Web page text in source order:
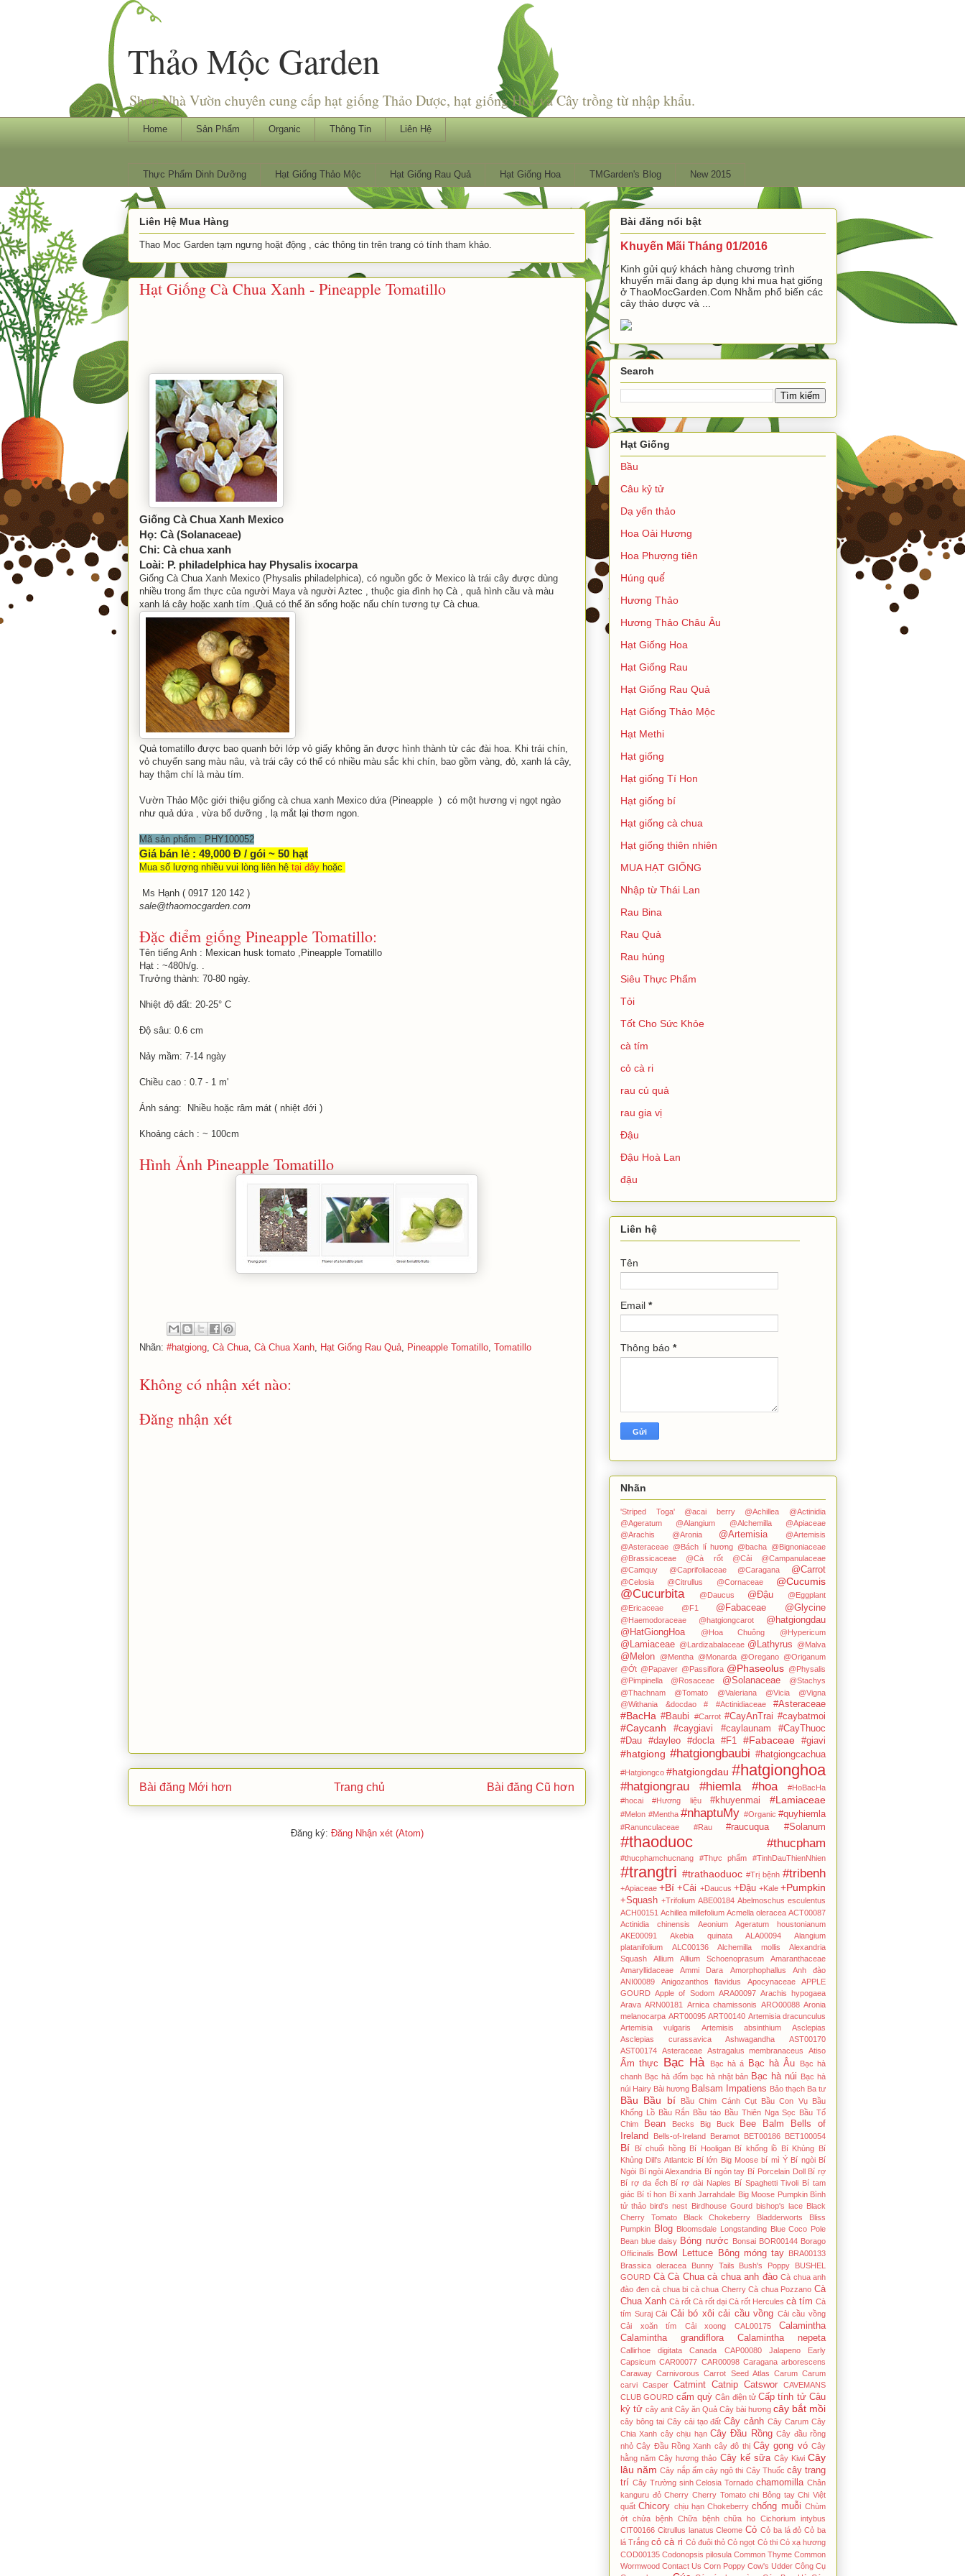
Thảo Mộc Garden
Shop Nhà Vườn chuyên cung cấp hạt giống Thảo Dược, hạt giống Hoa và Cây trồng từ nhập khẩu.
Home Sản Phẩm Organic Thông Tin Liên Hệ
Thực Phẩm Dinh Dưỡng Hạt Giống Thảo Mộc Hạt Giống Rau Quả Hạt Giống Hoa TMGarden's Blog New 2015
Liên Hệ Mua Hàng
Thao Moc Garden tạm ngưng hoặt động , các thông tin trên trang có tính tham khảo.
Hạt Giống Cà Chua Xanh - Pineapple Tomatillo
Giống Cà Chua Xanh Mexico
Họ: Cà (Solanaceae)
Chi: Cà chua xanh
Loài: P. philadelphica hay Physalis ixocarpa
Giống Cà Chua Xanh Mexico (Physalis philadelphica), có nguồn gốc ở Mexico là trái cây được dùng
nhiều trong ẩm thực của người Maya và người Aztec , thuộc gia đình họ Cà , quả hình cầu và màu
xanh lá cây hoặc xanh tím .Quả có thể ăn sống hoặc nấu chín tương tự Cà chua.
Quả tomatillo được bao quanh bởi lớp vỏ giấy không ăn được hình thành từ các đài hoa. Khi trái chín,
vỏ chuyển sang màu nâu, và trái cây có thể có nhiều màu sắc khi chín, bao gồm vàng, đỏ, xanh lá cây,
hay thậm chí là màu tím.
Vườn Thảo Mộc giới thiệu giống cà chua xanh Mexico dứa (Pineapple ) có một hương vị ngọt ngào
như quả dứa , vừa bổ dưỡng , lạ mắt lại thơm ngon.
Mã sản phẩm : PHY100052
Giá bán lẻ : 49,000 Đ / gói ~ 50 hạt
Mua số lượng nhiều vui lòng liên hệ tại đây hoặc
Ms Hạnh ( 0917 120 142 )
sale@thaomocgarden.com
Đặc điểm giống Pineapple Tomatillo:
Tên tiếng Anh : Mexican husk tomato ,Pineapple Tomatillo
Hạt : ~480h/g. .
Trưởng thành: 70-80 ngày.
Nhiệt độ đất: 20-25° C
Độ sâu: 0.6 cm
Nảy mầm: 7-14 ngày
Chiều cao : 0.7 - 1 m'
Ánh sáng: Nhiều hoặc râm mát ( nhiệt đới )
Khoảng cách : ~ 100cm
Hình Ảnh Pineapple Tomatillo
Nhãn: #hatgiong Cà Chua Cà Chua Xanh Hạt Giống Rau Quả Pineapple Tomatillo Tomatillo
Không có nhận xét nào:
Đăng nhận xét
Bài đăng Mới hơn Bài đăng Cũ hơn
Trang chủ
Đăng ký: Đăng Nhận xét (Atom)
Bài đăng nổi bật
Khuyến Mãi Tháng 01/2016
Kinh gửi quý khách hàng chương trình
khuyến mãi đang áp dụng khi mua hạt giống
ở ThaoMocGarden.Com Nhằm phổ biến các
cây thảo dược và ...
Search
Hạt Giống
Bầu
Câu kỷ tử
Dạ yến thảo
Hoa Oải Hương
Hoa Phượng tiên
Húng quế́
Hương Thảo
Hương Thảo Châu Âu
Hạt Giống Hoa
Hạt Giống Rau
Hạt Giống Rau Quả
Hạt Giống Thảo Mộc
Hạt Methi
Hạt giống
Hạt giống Tí Hon
Hạt giống bí
Hạt giống cà chua
Hạt giống thiên nhiên
MUA HẠT GIỐNG
Nhập từ Thái Lan
Rau Bina
Rau Quả
Rau húng
Siêu Thực Phẩm
Tỏi
Tốt Cho Sức Khỏe
cà tím
cỏ cà ri
rau củ quả
rau gia vị
Đậu
Đậu Hoà Lan
đậu
Liên hệ
Tên
Email *
Thông báo *
Nhãn
'Striped Toga' @acai berry @Achillea
@Actinidia
@Ageratum
@Alangium @Alchemilla
@Apiaceae
@Arachis
@Aronia @Artemisia
@Artemisis
@Asteraceae @Bách lí hương @bacha @Bignoniaceae
@Brassicaceae
@Cà rốt @Cải
@Campanulaceae
@Camquy
@Caprifoliaceae @Caragana @Carrot
@Celosia @Citrullus @Cornaceae @Cucumis
@Cucurbita @Daucus @Đậu
@Eggplant
@Ericaceae
@F1 @Fabaceae @Glycine
@Haemodoraceae @hatgiongcarot
@hatgiongdau
@HatGiongHoa
@Hoa Chuông @Hypericum
@Lamiaceae @Lardizabalaceae @Lathyrus @Malva
@Melon @Mentha @Monarda @Oregano @Origanum
@Ớt @Papaver @Passiflora @Phaseolus @Physalis
@Pimpinella
@Rosaceae @Solanaceae
@Stachys
@Thachnam
@Tomato @Valeriana @Vicia
@Vigna
@Withania
&docdao # #Actinidiaceae #Asteraceae
#BacHa #Baubi #Carrot #CayAnTrai #caybatmoi
#Caycanh #caygiavi #caylaunam
#CayThuoc
#Dau
#dayleo #docla #F1 #Fabaceae #giavi
#hatgiong #hatgiongbaubi #hatgiongcachua
#Hatgiongco #hatgiongdau #hatgionghoa
#hatgiongrau #hiemla #hoa
#HoBacHa
#hocai
#Hương liệu #khuyenmai #Lamiaceae
#Melon #Mentha #nhaptuMy #Organic #quyhiemla
#Ranunculaceae #Rau #raucuqua #Solanum
#thaoduoc #thucpham
#thucphamchucnang #Thực phẩm #TinhDauThienNhien
#trangtri #trathaoduoc #Trị bệnh #tribenh
+Apiaceae +Bí +Cải +Daucus +Đậu +Kale +Pumpkin
+Squash +Trifolium ABE00184 Abelmoschus esculentus
ACH00151 Achillea millefolium Acmella oleracea ACT00087
Actinidia chinensis
Aeonium
Ageratum houstonianum
AKE00091
Akebia quinata ALA00094
Alangium
platanifolium
ALC00136 Alchemilla mollis
Alexandria
Squash
Allium Allium Schoenoprasum
Amaranthaceae
Amaryllidaceae
Ammi Dara Amorphophallus
Anh đào
ANI00089
Anigozanthos flavidus Apocynaceae
APPLE
GOURD Apple of Sodom ARA00097 Arachis hypogaea
Arava ARN00181 Arnica chamissonis ARO00088 Aronia
melanocarpa ART00095 ART00140 Artemisia dracunculus
Artemisia vulgaris
Artemisis absinthium
Asclepias
Asclepias curassavica
Ashwagandha
AST00170
AST00174 Asteraceae Astragalus membranaceus Atiso
Ẩm thực Bạc Hà Bạc hà á Bạc hà Âu
Bạc hà
chanh Bạc hà đốm bạc hà nhật bản Bạc hà núi Bạc hà
núi Hairy Bài hương Balsam Impatiens Bảo thạch Ba tư
Bầu Bầu bí Bầu Chim Cánh Cụt Bầu Con Vụ
Bầu
Khổng Lồ Bầu Rắn Bầu táo Bầu Thiên Nga Sọc Bầu Tổ
Chim
Bean Becks Big Buck Bee Balm
Bells of
Ireland
Bells-of-Ireland Beramot BET00186 BET100054
Bí Bí chuối hồng Bí Hooligan Bí khổng lồ Bí Khủng Bí
Khủng Dill's Atlantcic Bí lớn Big Moose bí mì Ý Bí ngòi Bí
Ngòi Bí ngòi Alexandria Bí ngón tay Bí Porcelain Doll Bí rợ
Bí rợ da ếch Bí rợ dài Naples Bí Spaghetti Tivoli Bí tam
giác Bí tí hon Bí xanh Jarrahdale Big Moose Pumpkin Bình
tử thảo bird's nest Birdhouse Gourd bishop's lace Black
Cherry Tomato
Black Chokeberry Bladderworts
Bliss
Pumpkin Blog Bloomsdale Longstanding Blue Coco Pole
Bean blue daisy Bóng nước Bonsai BOR00144 Borago
Officinalis
Bowl Lettuce Bông móng tay BRA00133
Brassica oleracea
Bunny Tails Bush's Poppy
BUSHEL
GOURD Cà Cà Chua cà chua anh đào Cà chua anh
đào đen cà chua bi cà chua Cherry Cà chua Pozzano Cà
Chua Xanh Cà rốt Cà rốt dại Cà rốt Hercules cà tím Cà
tím Suraj Cải Cải bó xôi cải cầu vồng Cải cầu vồng
Cải xoăn tím
Cải xoong CAL00175
Calamintha
Calamintha grandiflora
Calamintha nepeta
Callirhoe digitata Canada
CAP00080 Jalapeno Early
Capsicum CAR00077 CAR00098 Caragana arborescens
Caraway Carnivorous Carrot Seed Atlas Carum Carum
carvi Casper Catmint Catnip Catswor
CAVEMANS
CLUB GOURD cẩm quỳ Cân điện tử Cấp tính tử Câu
kỷ tử cây anit Cây ăn Quả Cây bài hương cây bắt mồi
cây bông tai Cây cải tạo đất Cây cảnh Cây Carum Cây
Chia Xanh cây chịu hạn Cây Đầu Rồng Cây đầu rồng
nhỏ Cây Đầu Rồng Xanh cây đô thị Cây gọng vó Cây
hằng năm Cây hương thảo Cây kế sữa Cây Kiwi Cây
lâu năm Cây nắp ấm cây ngô thi Cây Thuốc cây trang
trí Cây Trường sinh Celosia Tornado chamomilla Chân
kanguru đỏ Cherry Cherry Tomato chi Bông tay Chi Việt
quất Chicory chịu hạn Chokeberry chống muỗi Chùm
ớt chửa bệnh Chữa bệnh chữa ho Cichorium intybus
CIT00166 Citrullus lanatus Cleome Cỏ Cỏ ba lá đỏ Cỏ ba
lá Trắng cỏ cà ri Cỏ đuôi thỏ Cỏ ngọt Cỏ thi Cỏ xạ hương
COD00135 Codonopsis pilosula Common Thyme Common
Wormwood Contact Us Corn Poppy Cow's Udder Công Cụ